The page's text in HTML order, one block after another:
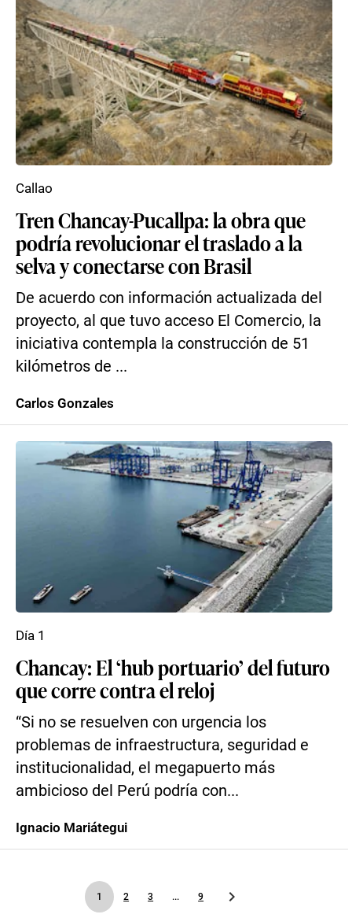
Tren Chancay-Pucallpa: la obra que
podría revolucionar el traslado a la
selva y conectarse con Brasil
De acuerdo con información actualizada del
proyecto, al que tuvo acceso El Comercio, la
iniciativa contempla la construcción de 51
kilómetros de ...
Callao
Carlos Gonzales
Chancay: El ‘hub portuario’ del futuro
que corre contra el reloj
“Si no se resuelven con urgencia los
problemas de infraestructura, seguridad e
institucionalidad, el megapuerto más
ambicioso del Perú podría con...
Día 1
Ignacio Mariátegui
1 2 3 ... 9